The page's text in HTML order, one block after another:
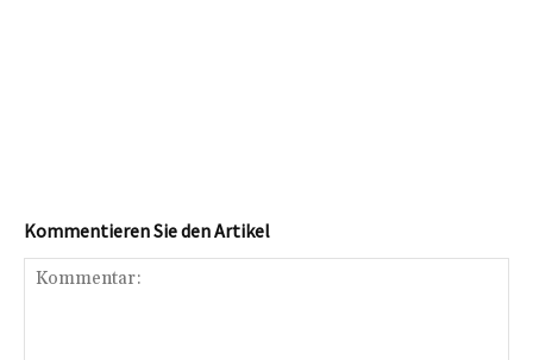
Kommentieren Sie den Artikel